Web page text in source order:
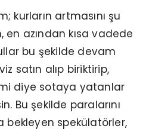
kurların artmasını şu
azından kısa vadede
bu şekilde devam
satın alıp biriktirip,
diye sotaya yatanlar
Bu şekilde paralarını
bekleyen spekülatörler,